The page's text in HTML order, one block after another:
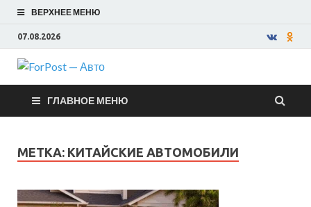
ВЕРХНЕЕ МЕНЮ
07.08.2026
ForPost —
Авто
ГЛАВНОЕ МЕНЮ
МЕТКА: КИТАЙСКИЕ АВТОМОБИЛИ